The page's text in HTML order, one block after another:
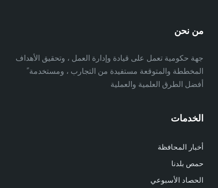
من نحن
جهة حكومية تعمل على قيادة وإدارة العمل ، وتحقيق الأهداف
المخططة والمتوقعة مستفيدة من التجارب ، ومستخدمة ً
أفضل الطرق العلمية والعملية
الخدمات
أخبار المحافظة
حمص بلدنا
الحصاد الأسبوعي